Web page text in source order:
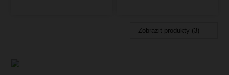
Zobrazit produkty (3)